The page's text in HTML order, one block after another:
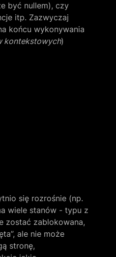
być nullem), czy
itp. Zazwyczaj
kontekstowych)
się rozrośnie (np.
wiele stanów - typu z
zostać zablokowana,
ale nie może
stronę,